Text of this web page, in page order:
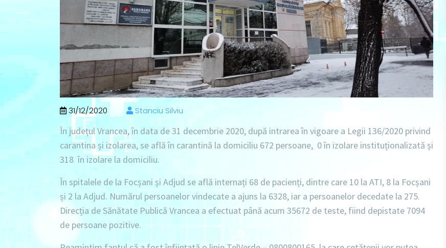
31/12/2020 Stanciu Silviu
În județul Vrancea, în data de31 decembrie 2020, după intrarea în vigoare a Legii 136/2020 privind
carantina și izolarea, se află în carantină la domiciliu 672 persoane, 0 în izolare instituționalizată și
318 în izolare la domiciliu.
În spitalele de la Focșani și Adjud se află internați 68 de pacienți, dintre care 10 la ATI, 8 la Focșani
și 2 la Adjud. Numărul persoanelor vindecate a ajuns la 6328, iar a persoanelor decedate la 275.
Direcția de Sănătate Publică Vrancea a efectuat până acum 35672 de teste, fiind depistate 7094
de persoane pozitive.